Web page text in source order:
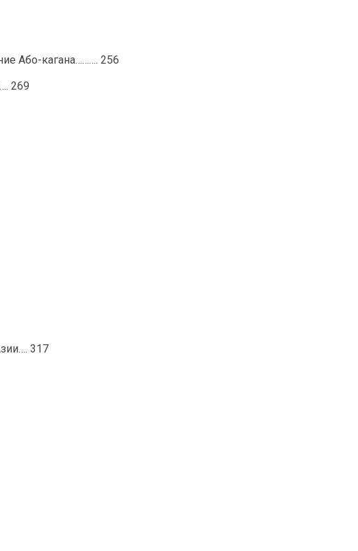
Або-кагана………. 256
269
317